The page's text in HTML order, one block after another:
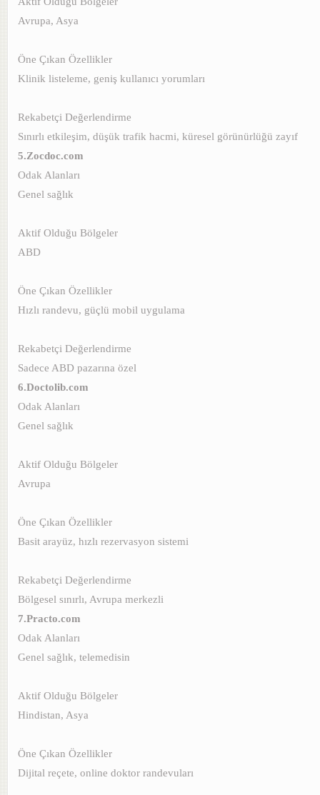
Avrupa, Asya
Öne Çıkan Özellikler
Klinik listeleme, geniş kullanıcı yorumları
Rekabetçi Değerlendirme
Sınırlı etkileşim, düşük trafik hacmi, küresel görünürlüğü zayıf
5.Zocdoc.com
Odak Alanları
Genel sağlık
Aktif Olduğu Bölgeler
ABD
Öne Çıkan Özellikler
Hızlı randevu, güçlü mobil uygulama
Rekabetçi Değerlendirme
Sadece ABD pazarına özel
6.Doctolib.com
Odak Alanları
Genel sağlık
Aktif Olduğu Bölgeler
Avrupa
Öne Çıkan Özellikler
Basit arayüz, hızlı rezervasyon sistemi
Rekabetçi Değerlendirme
Bölgesel sınırlı, Avrupa merkezli
7.Practo.com
Odak Alanları
Genel sağlık, telemedisin
Aktif Olduğu Bölgeler
Hindistan, Asya
Öne Çıkan Özellikler
Dijital reçete, online doktor randevuları